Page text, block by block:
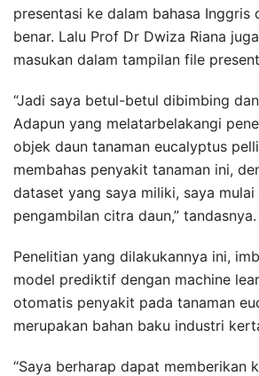
presentasi ke dalam bahasa Inggris
benar. Lalu Prof Dr Dwiza Riana
masukan dalam tampilan file
“Jadi saya betul-betul dibimbing
Adapun yang melatarbelakangi
objek daun tanaman eucalyptus
membahas penyakit tanaman ini,
dataset yang saya miliki, saya mulai
pengambilan citra daun,” tandasnya.
Penelitian yang dilakukannya ini,
model prediktif dengan machine
otomatis penyakit pada tanaman
merupakan bahan baku industri
“Saya berharap dapat memberikan